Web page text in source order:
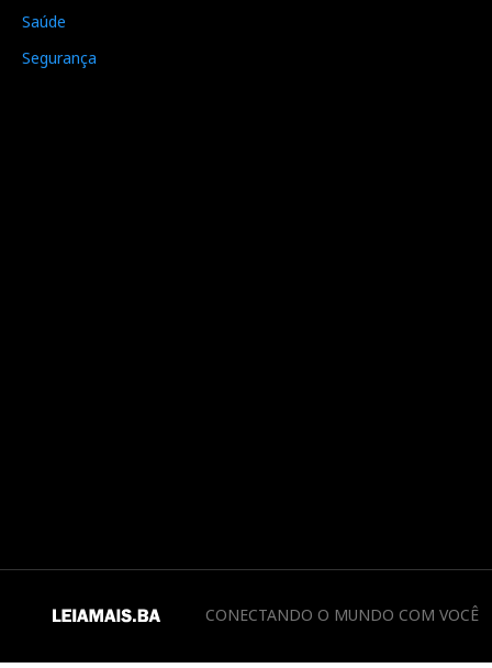
Saúde
Segurança
CONECTANDO O MUNDO COM VOCÊ